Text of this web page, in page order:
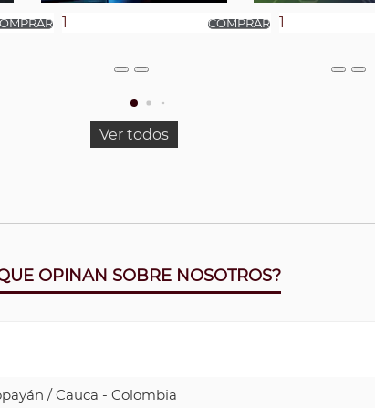
Ver todos
OPINAN SOBRE NOSOTROS?
/ Cauca - Colombia